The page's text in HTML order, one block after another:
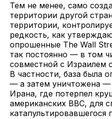
Тем не менее, само
территории другой
территории,
редкость, как
опрошенные The Wall
так постоянно — в том
совместной с Израилем
В частности, база была
— а затем уничтожена —
Ирана, где потерпел
американских ВВС, для
катапультировавшегося